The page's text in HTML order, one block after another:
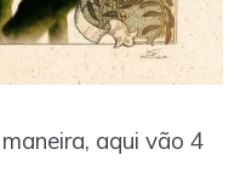
aqui vão 4